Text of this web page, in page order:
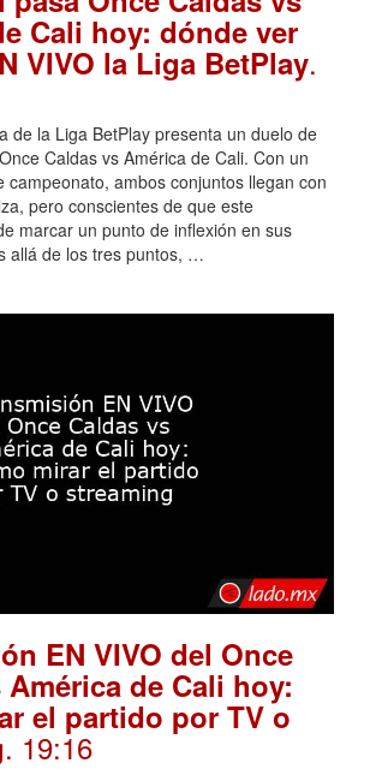
Cali hoy: dónde ver
VIVO la Liga BetPlay.
de la Liga BetPlay presenta un duelo de
Caldas vs América de Cali. Con un
campeonato, ambos conjuntos llegan con
pero conscientes de que este
marcar un punto de inflexión en sus
allá de los tres puntos, …
EN VIVO del Once
América de Cali hoy:
el partido por TV o
. 19:16